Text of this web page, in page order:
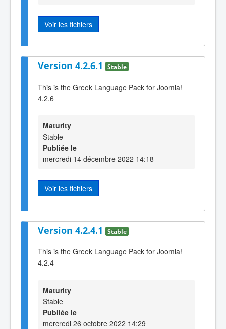
Voir les fichiers
Version 4.2.6.1 Stable
This is the Greek Language Pack for Joomla!
4.2.6
Maturity
Stable
Publiée le
mercredi 14 décembre 2022 14:18
Voir les fichiers
Version 4.2.4.1 Stable
This is the Greek Language Pack for Joomla!
4.2.4
Maturity
Stable
Publiée le
mercredi 26 octobre 2022 14:29